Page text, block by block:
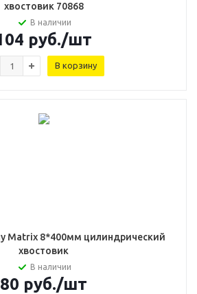
хвостовик 70868
В наличии
руб./шт
В корзину
Matrix 8*400мм цилиндрический
хвостовик
В наличии
80 руб./шт